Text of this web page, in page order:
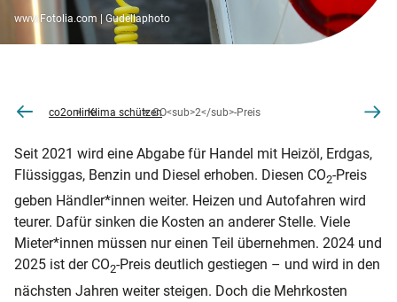
www.Fotolia.com | Gudellaphoto
co2onlineKlima schützenCO<sub>2</sub>-Preis
Seit 2021 wird eine Abgabe für Handel mit Heizöl, Erdgas,
Flüssiggas, Benzin und Diesel erhoben. Diesen CO2-Preis
geben Händler*innen weiter. Heizen und Autofahren wird
teurer. Dafür sinken die Kosten an anderer Stelle. Viele
Mieter*innen müssen nur einen Teil übernehmen. 2024 und
2025 ist der CO2-Preis deutlich gestiegen – und wird in den
nächsten Jahren weiter steigen. Doch die Mehrkosten